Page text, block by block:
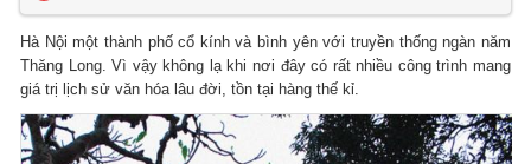
Hà Nội một thành phố cổ kính và bình yên với truyền thống ngàn năm
Thăng Long. Vì vậy không lạ khi nơi đây có rất nhiều công trình mang
giá trị lịch sử văn hóa lâu đời, tồn tại hàng thế kỉ.